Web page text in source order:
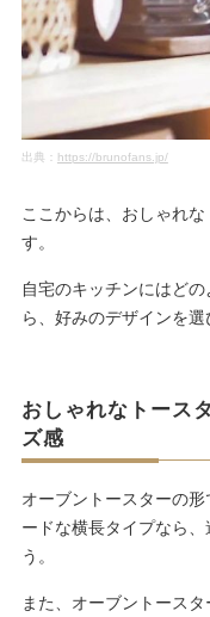
出典： https://brunofans.jp/
ここからは、おしゃれ
す。
自宅のキッチンにはど
ら、好みのデザインを選
おしゃれなトース
ズ感
オーブントースターの
ードな横長タイプなら
う。
また、オーブントース